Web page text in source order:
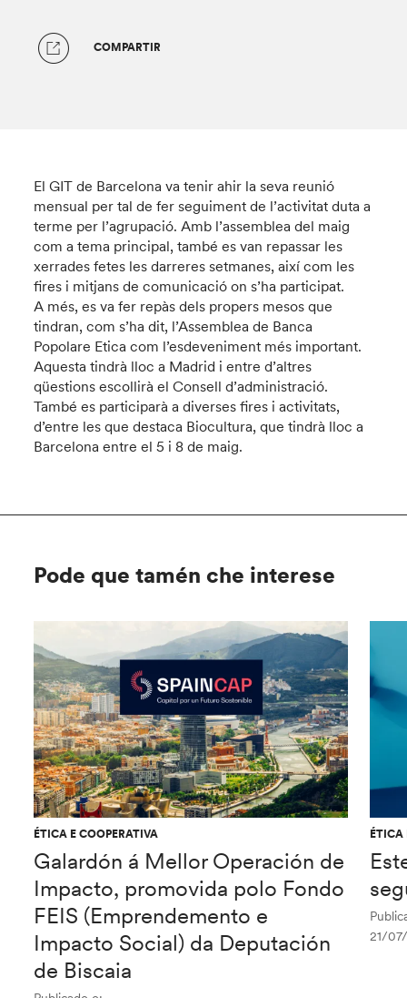
COMPARTIR
El GIT de Barcelona va tenir ahir la seva reunió
mensual per tal de fer seguiment de l’activitat duta a
terme per l’agrupació. Amb l’assemblea del maig
com a tema principal, també es van repassar les
xerrades fetes les darreres setmanes, així com les
fires i mitjans de comunicació on s’ha participat.
A més, es va fer repàs dels propers mesos que
tindran, com s’ha dit, l’Assemblea de Banca
Popolare Etica com l’esdeveniment més important.
Aquesta tindrà lloc a Madrid i entre d’altres
qüestions escollirà el Consell d’administració.
També es participarà a diverses fires i activitats,
d’entre les que destaca Biocultura, que tindrà lloc a
Barcelona entre el 5 i 8 de maig.
Pode que tamén che interese
ÉTICA E COOPERATIVA
Galardón á Mellor Operación de
Impacto, promovida polo Fondo
FEIS (Emprendemento e
Impacto Social) da Deputación
de Biscaia
ÉTICA
21/